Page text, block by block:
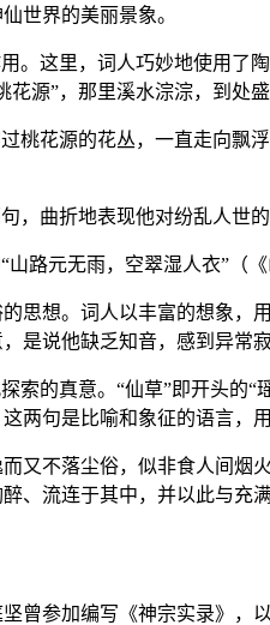
世界的美丽景象。
。这里，词人巧妙地使用
源”，那里溪水淙淙，到处
桃花源的花丛，一直走向飘
，曲折地表现他对纷乱人世
路元无雨，空翠湿人衣”（
思想。词人以丰富的想象，
是说他缺乏知音，感到异常
索的真意。“仙草”即开头的
两句是比喻和象征的语言，
又不落尘俗，似非食人间烟
、流连于其中，并以此与充
曾参加编写《神宗实录》，